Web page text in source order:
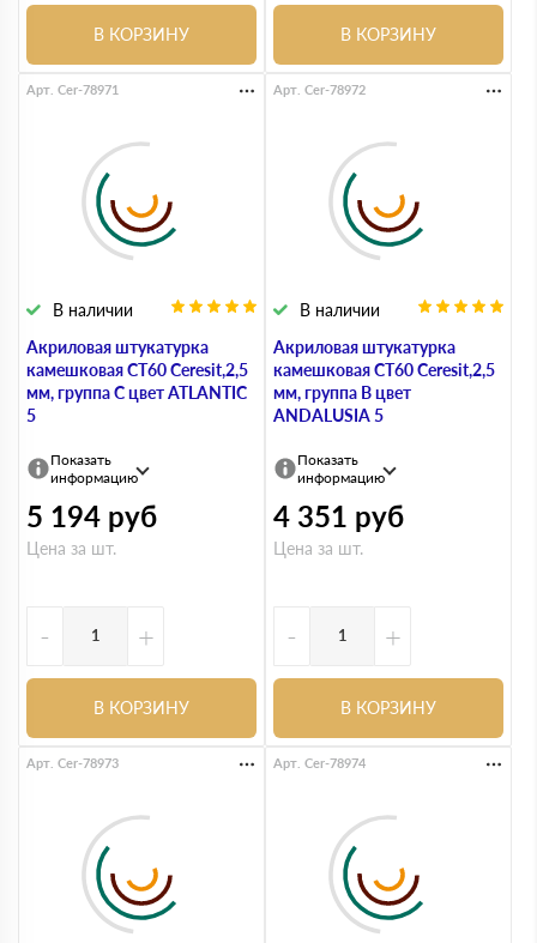
В КОРЗИНУ В КОРЗИНУ
Акриловая штукатурка
камешковая СТ60 Ceresit,2,5
мм, группа С цвет ATLANTIC
5
В наличии
Арт. Cer-78971
Показать
информацию
5 194 руб
Цена за шт.
- +
В КОРЗИНУ
Акриловая штукатурка
камешковая СТ60 Ceresit,2,5
мм, группа B цвет
ANDALUSIA 5
В наличии
Арт. Cer-78972
Показать
информацию
4 351 руб
Цена за шт.
- +
В КОРЗИНУ
Арт. Cer-78973 Арт. Cer-78974